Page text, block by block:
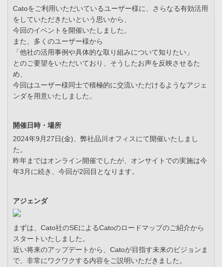
Catoをご利用いただいているユーザー様に、さらなる有効活用
をしていただきたいという思いから、
今回のイベントを開催いたしました。
また、多くのユーザー様から
「他社の活用事例や具体的な取り組みについて知りたい」
とのご要望をいただいており、そうしたお声を反映させるた
め、
今回はユーザー様同士で積極的に交流いただけるようなアジェ
ンダを用意いたしました。
開催日時・場所
2024年9月27日(金)、弊社品川オフィスにて開催いたしまし
た。
昨年まではオンライン開催でしたが、オンサイトでの実施は今
年3月に続き、今回が2回目となります。
アジェンダ
まずは、Cato社のSEによるCatoのロードマップのご紹介から
スタートいたしました。
近い将来のアップデートから、Catoが目指す未来のビジョンま
で、非常にワクワクする内容をご説明いただきました。